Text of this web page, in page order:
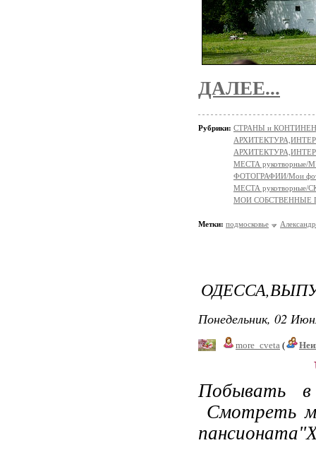
ДАЛЕЕ...
Рубрики: СТРАНЫ и
МЕСТА рукотворные/
ФОТОГРАФИИ/Мои
МЕСТА
МОИ СОБСТВЕННЫЕ
Метки: подмосковье
Понедельник, 02
more_cveta (
Побывать
Смотреть